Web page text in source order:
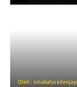
Oleh :